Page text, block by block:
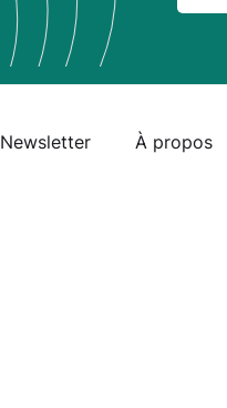
Newsletter À propos